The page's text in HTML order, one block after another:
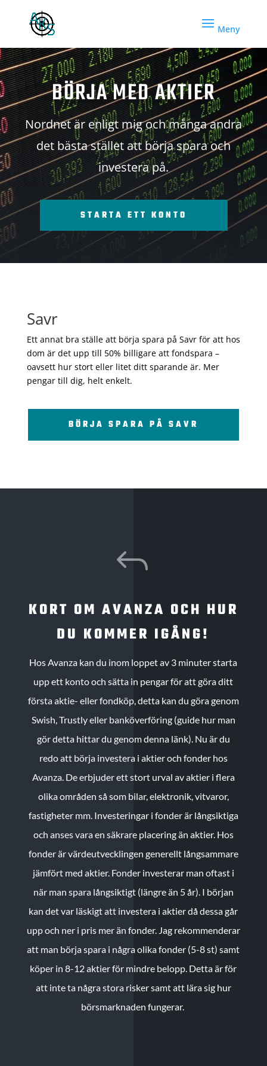
BÖRJA MED AKTIER
Nordnet är enligt mig och många andra
det bästa stället att börja spara och
investera på.
STARTA ETT KONTO
Savr
Ett annat bra ställe att börja spara på Savr för att hos
dom är det upp till 50% billigare att fondspara –
oavsett hur stort eller litet ditt sparande är. Mer
pengar till dig, helt enkelt.
BÖRJA SPARA PÅ SAVR
J
KORT OM AVANZA OCH HUR
DU KOMMER IGÅNG!
Hos Avanza kan du inom loppet av 3 minuter starta
upp ett konto och sätta in pengar för att göra ditt
första aktie- eller fondköp, detta kan du göra genom
Swish, Trustly eller banköverföring (guide hur man
gör detta hittar du genom denna länk). Nu är du
redo att börja investera i aktier och fonder hos
Avanza. De erbjuder ett stort urval av aktier i flera
olika områden så som bilar, elektronik, vitvaror,
fastigheter mm. Investeringar i fonder är långsiktiga
och anses vara en säkrare placering än aktier. Hos
fonder är värdeutvecklingen generellt långsammare
jämfört med aktier. Fonder investerar man oftast i
när man spara långsiktigt (längre än 5 år). I början
kan det var läskigt att investera i aktier då dessa går
upp och ner i pris mer än fonder. Jag rekommenderar
att man börja spara i några olika fonder (5-8 st) samt
köper in 8-12 aktier för mindre belopp. Detta är för
att inte ta några stora risker samt att lära sig hur
börsmarknaden fungerar.